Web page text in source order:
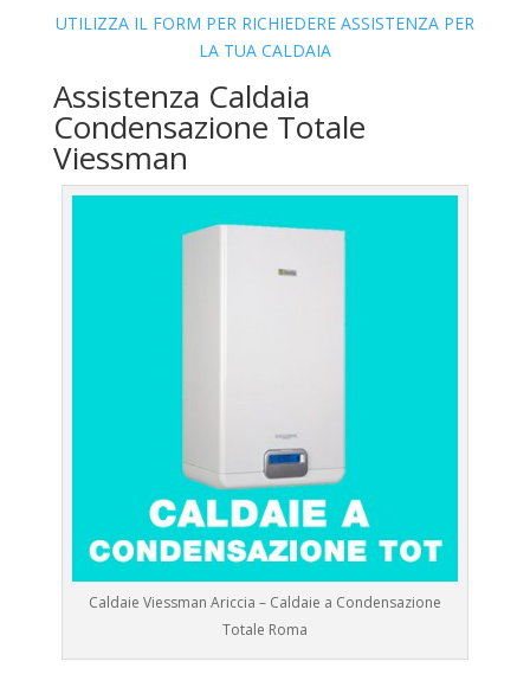
UTILIZZA IL FORM PER RICHIEDERE ASSISTENZA PER
LA TUA CALDAIA
Assistenza Caldaia
Condensazione Totale
Viessman
Caldaie Viessman Ariccia – Caldaie a Condensazione
Totale Roma